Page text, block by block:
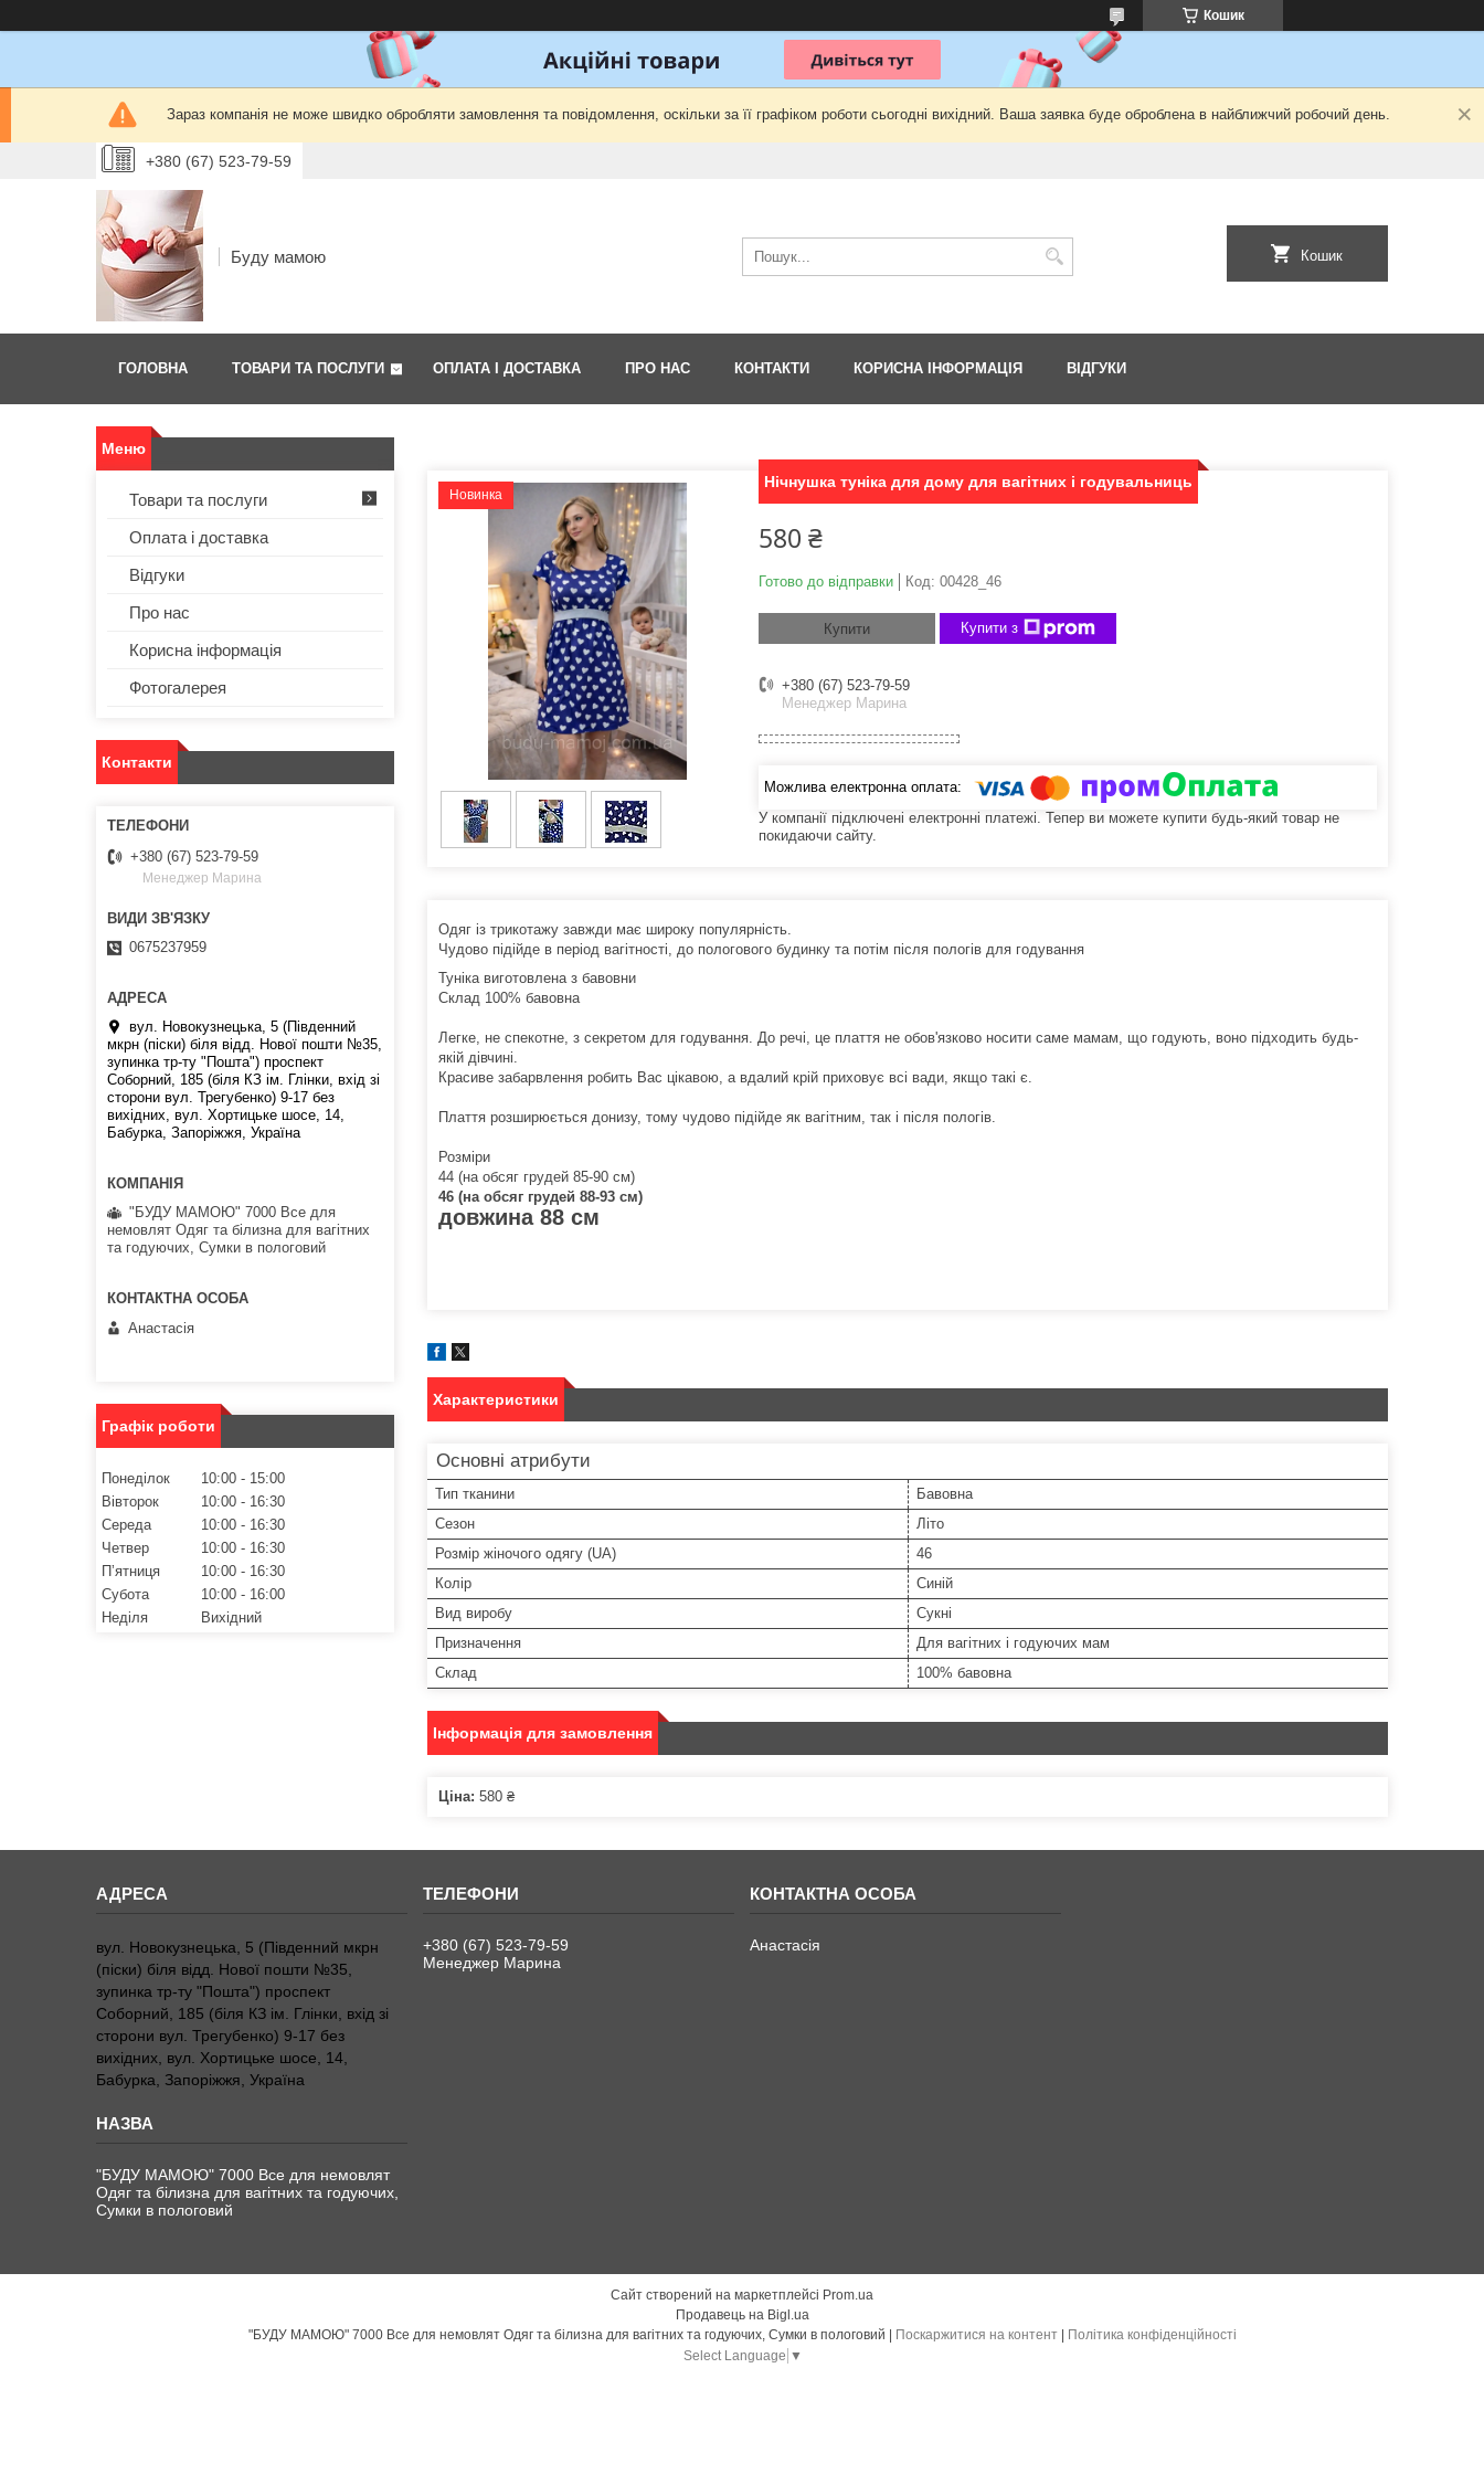
Кошик
Зараз компанія не може швидко обробляти замовлення та повідомлення, оскільки за її графіком роботи сьогодні вихідний. Ваша заявка буде оброблена в найближчий робочий день.
+380 (67) 523-79-59
Буду мамою Кошик
ГОЛОВНА ТОВАРИ ТА ПОСЛУГИ ОПЛАТА І ДОСТАВКА ПРО НАС КОНТАКТИ КОРИСНА ІНФОРМАЦІЯ ВІДГУКИ
Новинка
Нічнушка туніка для дому для вагітних і годувальниць
580 ₴
Готово до відправки Код: 00428_46
Купити Купити з
+380 (67) 523-79-59
Менеджер Марина
У компанії підключені електронні платежі. Тепер ви можете купити будь-який товар не
покидаючи сайту.
Одяг із трикотажу завжди має широку популярність.
Чудово підійде в період вагітності, до пологового будинку та потім після пологів для годування
Туніка виготовлена з бавовни
Склад 100% бавовна
Легке, не спекотне, з секретом для годування. До речі, це плаття не обов'язково носити саме мамам, що годують, воно підходить будь-
якій дівчині.
Красиве забарвлення робить Вас цікавою, а вдалий крій приховує всі вади, якщо такі є.
Плаття розширюється донизу, тому чудово підійде як вагітним, так і після пологів.
Розміри
44 (на обсяг грудей 85-90 см)
46 (на обсяг грудей 88-93 см)
довжина 88 см
Характеристики
Основні атрибути
Тип тканини
Бавовна
Сезон
Літо
Розмір жіночого одягу (UA)
46
Колір
Синій
Вид виробу
Сукні
Призначення
Для вагітних і годуючих мам
Склад
100% бавовна
Інформація для замовлення
Ціна: 580 ₴
Товари та послуги
Оплата і доставка
Відгуки
Про нас
Корисна інформація
Фотогалерея
Контакти
+380 (67) 523-79-59
Менеджер Марина
0675237959
вул. Новокузнецька, 5 (Південний
мкрн (піски) біля відд. Нової пошти №35,
зупинка тр-ту "Пошта") проспект
Соборний, 185 (біля КЗ ім. Глінки, вхід зі
сторони вул. Трегубенко) 9-17 без
вихідних, вул. Хортицьке шосе, 14,
Бабурка, Запоріжжя, Україна
"БУДУ МАМОЮ" 7000 Все для
немовлят Одяг та білизна для вагітних
та годуючих, Сумки в пологовий
Анастасія
Графік роботи
Понеділок 10:00
15:00
Вівторок
10:00
16:30
Середа
10:00
16:30
Четвер
10:00
16:30
Пʼятниця
10:00
16:30
Субота
10:00
16:00
Неділя
Вихідний
вул. Новокузнецька, 5 (Південний мкрн
(піски) біля відд. Нової пошти №35,
зупинка тр-ту "Пошта") проспект
Соборний, 185 (біля КЗ ім. Глінки, вхід зі
сторони вул. Трегубенко) 9-17 без
вихідних, вул. Хортицьке шосе, 14,
Бабурка, Запоріжжя, Україна
"БУДУ МАМОЮ" 7000 Все для немовлят
Одяг та білизна для вагітних та годуючих,
Сумки в пологовий
+380 (67) 523-79-59
Менеджер Марина
Анастасія
Сайт створений на маркетплейсі Prom.ua
Продавець на Bigl.ua
Поскаржитися на контент
Політика конфіденційності
Select Language ▼